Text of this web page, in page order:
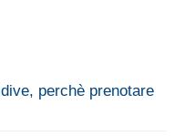
perchè prenotare